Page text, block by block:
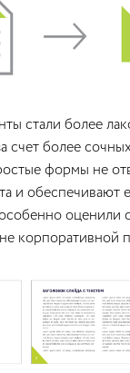
стали более
счет более
формы не
и обеспечивают
оценили
корпоративной